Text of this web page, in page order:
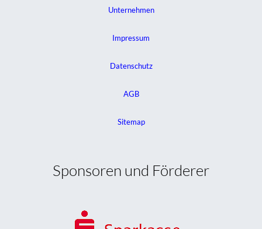
Unternehmen
Impressum
Datenschutz
AGB
Sitemap
Sponsoren und Förderer